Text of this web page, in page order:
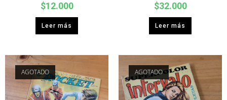
$12.000
Leer más
$32.000
Leer más
AGOTADO AGOTADO